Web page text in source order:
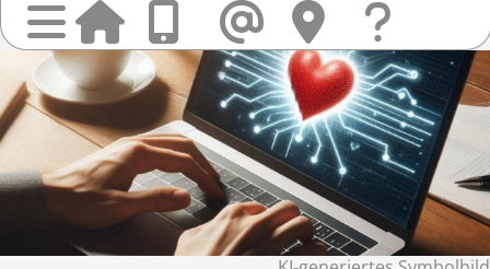
Anrufen
Mail
finden
Sie
uns
&